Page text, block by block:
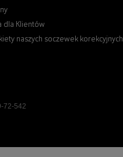
dla Klientów
naszych soczewek korekcyjnych
72-542